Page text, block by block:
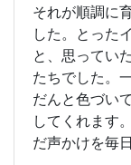
それが順調に
した。とった
と、思ってい
たちでした。
だんと色づい
してくれます
だ声かけを毎